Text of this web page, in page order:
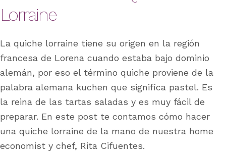
Lorraine
La quiche lorraine tiene su origen en la región
francesa de Lorena cuando estaba bajo dominio
alemán, por eso el término quiche proviene de la
palabra alemana kuchen que significa pastel. Es
la reina de las tartas saladas y es muy fácil de
preparar. En este post te contamos cómo hacer
una quiche lorraine de la mano de nuestra home
economist y chef, Rita Cifuentes.